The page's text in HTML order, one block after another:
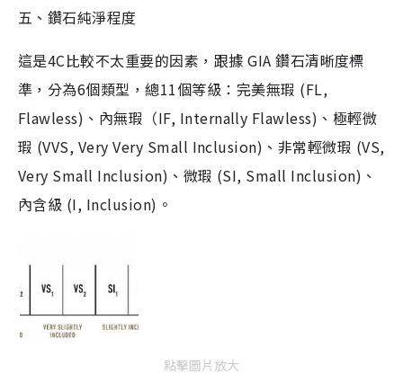
五、鑽石純淨程度
這是4C比較不太重要的因素，跟據 GIA 鑽石清晰度標
準，分為6個類型，總11個等級：完美無瑕 (FL,
Flawless)、內無瑕（IF, Internally Flawless)、極輕微
瑕 (VVS, Very Very Small Inclusion)、非常輕微瑕 (VS,
Very Small Inclusion)、微瑕 (SI, Small Inclusion)、
內含級 (I, Inclusion)。
點擊圖片放大